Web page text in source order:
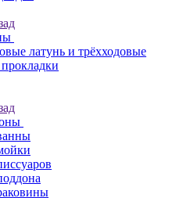
латунь и трёхходовые